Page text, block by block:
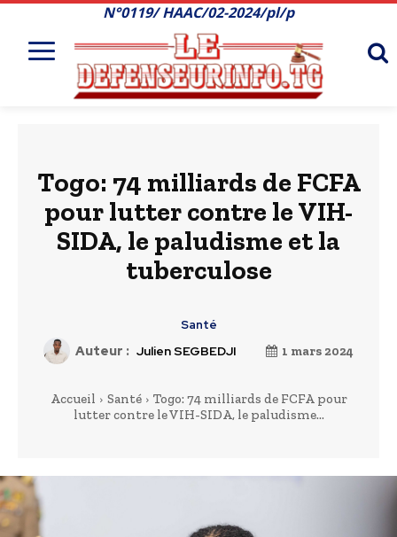
N°0119/ HAAC/02-2024/pl/p
Togo: 74 milliards de FCFA
pour lutter contre le VIH-
SIDA, le paludisme et la
tuberculose
Santé
Auteur : Julien SEGBEDJI 1 mars 2024
Accueil Santé
Togo: 74 milliards de FCFA pour
lutter contre le VIH-SIDA, le paludisme...